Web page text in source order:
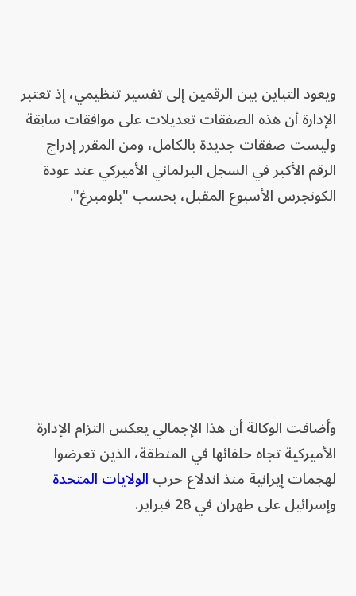
ويعود التباين بين الرقمين إلى تفسير تنظيمي، إذ تعتبر
الإدارة أن هذه الصفقات تعديلات على موافقات سابقة
وليست صفقات جديدة بالكامل، ومن المقرر إدراج
الرقم الأكبر في السجل البرلماني الأميركي عند عودة
الكونجرس الأسبوع المقبل، بحسب "بلومبرغ".
وأضافت الوكالة أن هذا الإجمالي يعكس التزام الإدارة
الأميركية تجاه حلفائها في المنطقة، الذين تعرضوا
لهجمات إيرانية منذ اندلاع حربالولايات المتحدة
وإسرائيل على طهران في 28 فبراير.